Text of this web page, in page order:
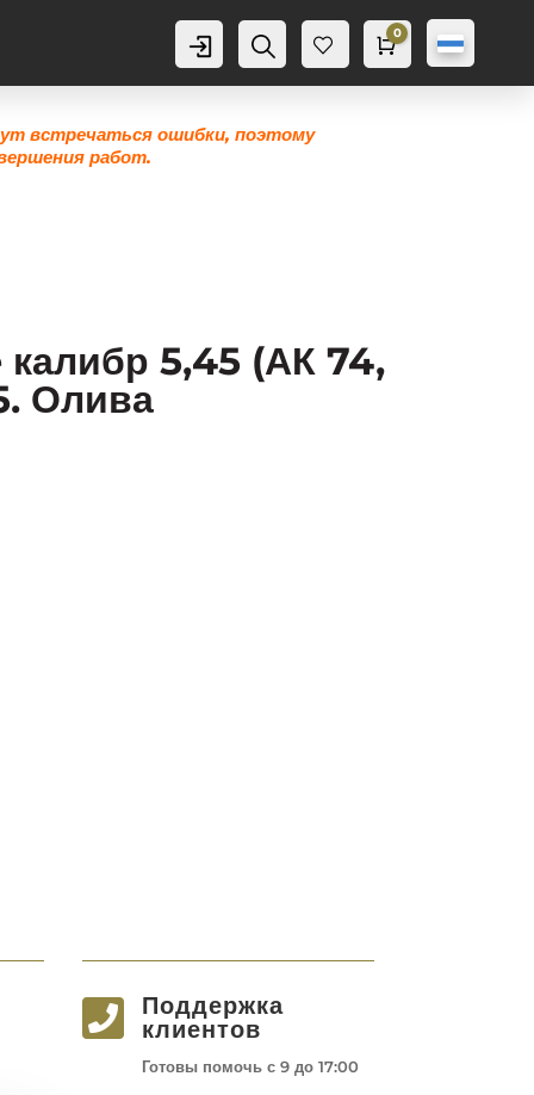
Аккаунт
Поиск
Же
0
Корзина
0
0,0грн
встречаться ошибки, поэтому
работ.
5,45 (АК 74,
Олива

Поддержка
клиентов
Готовы помочь с 9 до 17:00